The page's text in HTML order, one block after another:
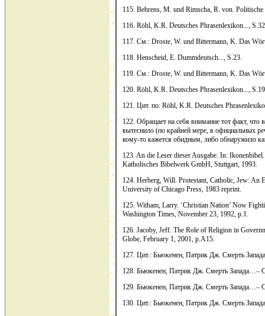
115. Behrens, M. und Rimscha, R. von.
116. Röhl, K.R. Deutsches Phrasenlexikon...,
117. См.: Droste, W. und Bittermann, K. Das
118. Henscheid, E. Dummdeutsch..., S.23.
119. См.: Droste, W. und Bittermann, K. Das
120. Röhl, K.R. Deutsches Phrasenlexikon...,
121. Цит. по: Röhl, K.R. Deutsches
122. Обращает на себя внимание тот факт, что
вытеснило (по крайней мере, в официальных
кому-то кажется обидным, либо обнаружило
123. An die Leser dieser Ausgabe. In:
Katholisches Bibelwerk GmbH, Stuttgart, 1993.
124. Herberg, Will. Protestant, Catholic, Jew: An
University of Chicago Press, 1983 reprint.
125. Witham, Larry. ‘Christian Nation’ Now
Washington Times, November 23, 1992, p.1.
126. Jacoby, Jeff. The Role of Religion in
Globe, February 1, 2001, p.A15.
127. Цит.: Бьюкенен, Патрик Дж. Смерть
128. Бьюкенен, Патрик Дж. Смерть Запада…–
129. Бьюкенен, Патрик Дж. Смерть Запада…–
130. Цит.: Бьюкенен, Патрик Дж. Смерть